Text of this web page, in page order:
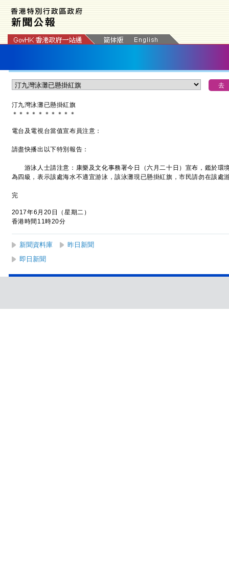
汀九灣泳灘已懸掛紅旗
＊ ＊ ＊ ＊ ＊ ＊ ＊ ＊ ＊ ＊
電台及電視台當值宣布員注意：
請盡快播出以下特別報告：
游泳人士請注意：康樂及文化事務署今日（六月二十日）宣布，鑑於環
為四級，表示該處海水不適宜游泳，該泳灘現已懸掛紅旗，市民請勿在該處
完
2017年6月20日（星期二）
香港時間11時20分
新聞資料庫
昨日新聞
即日新聞